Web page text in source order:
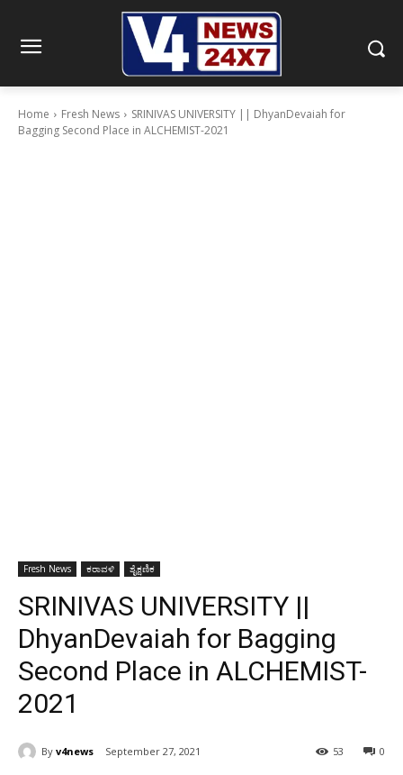
Home Fresh News
SRINIVAS UNIVERSITY || DhyanDevaiah for
Bagging Second Place in ALCHEMIST-2021
Fresh News ಕರಾವಳಿ ಶೈಕ್ಷಣಿಕ
SRINIVAS UNIVERSITY ||
DhyanDevaiah for Bagging
Second Place in ALCHEMIST-
2021
By v4news September 27, 2021 0
53